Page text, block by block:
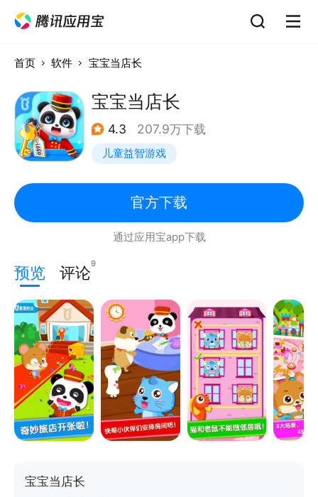
首页 软件 宝宝当店长
宝宝当店长
4.3 207.9万下载
儿童益智游戏
官方下载
通过应用宝app下载
预览 评论9
宝宝当店长